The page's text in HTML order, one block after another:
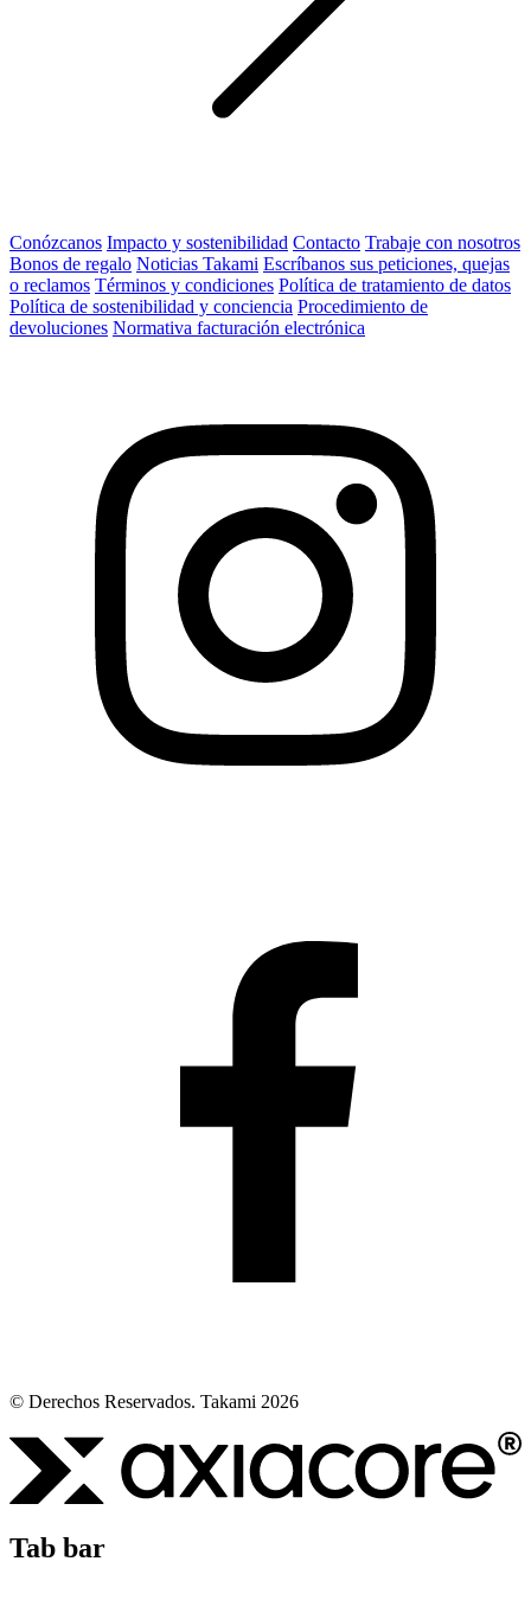
Conózcanos Impacto y sostenibilidad Contacto Trabaje con nosotros
Bonos de regalo Noticias Takami Escríbanos sus peticiones, quejas
o reclamos Términos y condiciones Política de tratamiento de datos
Política de sostenibilidad y conciencia Procedimiento de
devoluciones Normativa facturación electrónica
© Derechos Reservados. Takami 2026
Tab bar